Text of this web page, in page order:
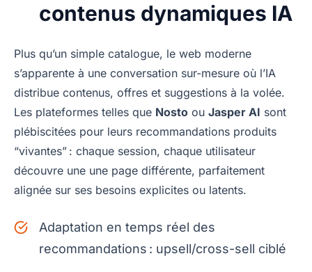
contenus dynamiques IA
Plus qu’un simple catalogue, le web moderne
s’apparente à une conversation sur-mesure où l’IA
distribue contenus, offres et suggestions à la volée.
Les plateformes telles que Nosto ou Jasper AI sont
plébiscitées pour leurs recommandations produits
“vivantes” : chaque session, chaque utilisateur
découvre une une page différente, parfaitement
alignée sur ses besoins explicites ou latents.
Adaptation en temps réel des
recommandations : upsell/cross-sell ciblé